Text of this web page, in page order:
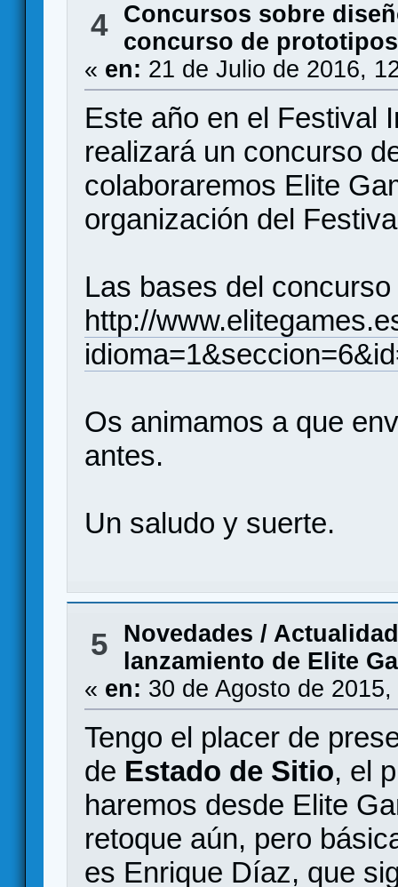
4
Concursos sobre
concurso de
« en: 21 de Julio de 2016,
Este año en el Festival
realizará un concurso
colaboraremos Elite
organización del
Las bases del
http://
Os animamos a que
antes.
Un saludo y suerte.
5
Novedades / Actualidad
lanzamiento de Elite
« en: 30 de Agosto de
Tengo el placer de
de Estado de Sitio, el
haremos desde Elite
retoque aún, pero
es Enrique Díaz, que